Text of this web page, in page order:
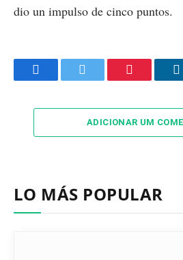
dio un impulso de cinco puntos.
FacebookTwitter Pinterest
ADICIONAR UM
LO MÁS POPULAR